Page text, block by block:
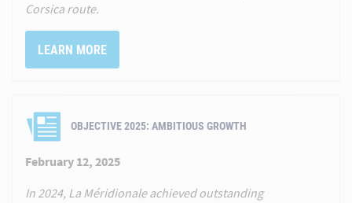
Corsica route.
LEARN MORE
OBJECTIVE 2025: AMBITIOUS GROWTH
February 12, 2025
In 2024, La Méridionale achieved outstanding